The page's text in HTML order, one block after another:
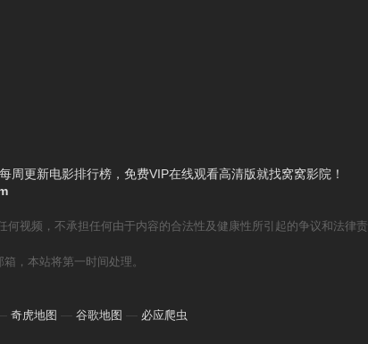
周更新电影排行榜，免费VIP在线观看高清版就找窝窝影院！
视频，不承担任何由于内容的合法性及健康性所引起的争议和法律责
，本站将第一时间处理。
奇虎地图 — 谷歌地图 — 必应爬虫